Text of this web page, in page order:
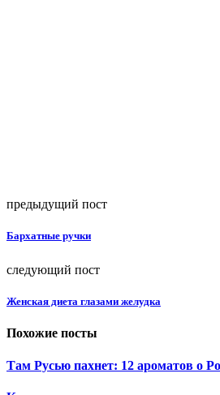
предыдущий пост
Бархатные ручки
следующий пост
Женская диета глазами желудка
Похожие посты
Там Русью пахнет: 12 ароматов о